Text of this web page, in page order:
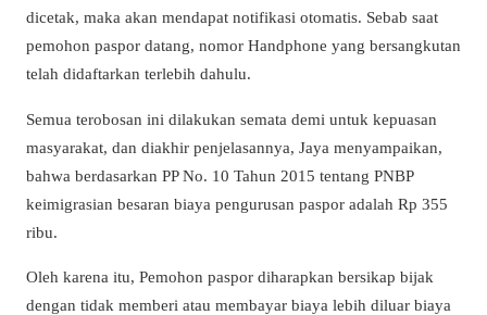
dicetak, maka akan mendapat notifikasi otomatis. Sebab saat
pemohon paspor datang, nomor Handphone yang bersangkutan
telah didaftarkan terlebih dahulu.
Semua terobosan ini dilakukan semata demi untuk kepuasan
masyarakat, dan diakhir penjelasannya, Jaya menyampaikan,
bahwa berdasarkan PP No. 10 Tahun 2015 tentang PNBP
keimigrasian besaran biaya pengurusan paspor adalah Rp 355
ribu.
Oleh karena itu, Pemohon paspor diharapkan bersikap bijak
dengan tidak memberi atau membayar biaya lebih diluar biaya